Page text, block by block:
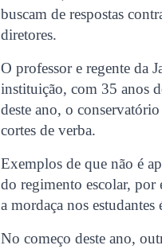
buscam de respostas
diretores.
O professor e regente da
instituição, com 35 anos
deste ano, o
cortes de verba.
Exemplos de que não é
do regimento escolar, por
a mordaça nos estudantes
No começo deste ano,